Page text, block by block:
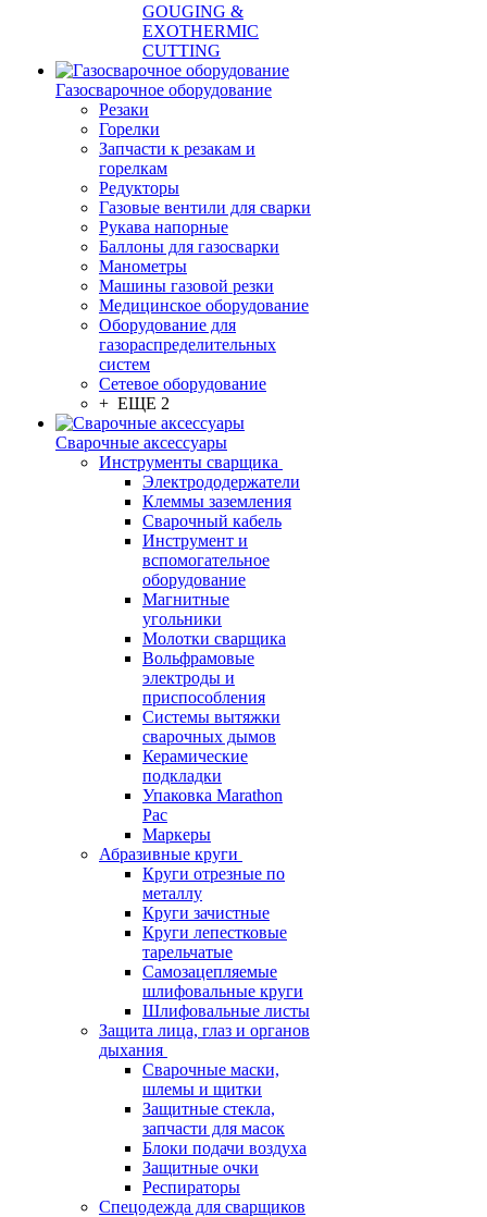
GOUGING &
EXOTHERMIC
CUTTING
Газосварочное оборудование
Резаки
Горелки
Запчасти к резакам и
горелкам
Редукторы
Газовые вентили для сварки
Рукава напорные
Баллоны для газосварки
Манометры
Машины газовой резки
Медицинское оборудование
Оборудование для
газораспределительных
систем
Сетевое оборудование
+ ЕЩЕ 2
Сварочные аксессуары
Инструменты сварщика
Электрододержатели
Клеммы заземления
Сварочный кабель
Инструмент и
вспомогательное
оборудование
Магнитные
угольники
Молотки сварщика
Вольфрамовые
электроды и
приспособления
Системы вытяжки
сварочных дымов
Керамические
подкладки
Упаковка Marathon
Pac
Маркеры
Абразивные круги
Круги отрезные по
металлу
Круги зачистные
Круги лепестковые
тарельчатые
Самозацепляемые
шлифовальные круги
Шлифовальные листы
Защита лица, глаз и органов
дыхания
Сварочные маски,
шлемы и щитки
Защитные стекла,
запчасти для масок
Блоки подачи воздуха
Защитные очки
Респираторы
Спецодежда для сварщиков